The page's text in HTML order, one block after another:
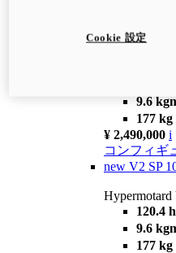
コンフィギ
newV2 SP
9.6
177 kg
¥ 2,490,000 i
コンフィギ
new V2 SP
Hypermotard
120.4
9.6
177 kg
Cookie 設定